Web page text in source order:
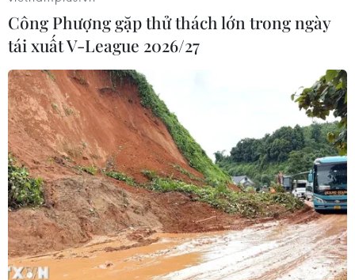
Đội tuyển Việt Nam muốn có thành tích tốt ở vòng loại thứ ba
World Cup 2022 thì có lẽ cần nhiều hơn những cầu thủ như
Quang Hải. (Ảnh: PV/Vietnam+)
(Vietnam+)
Công Phượng gặp thử thách lớn trong ngày
tái xuất V-League 2026/27